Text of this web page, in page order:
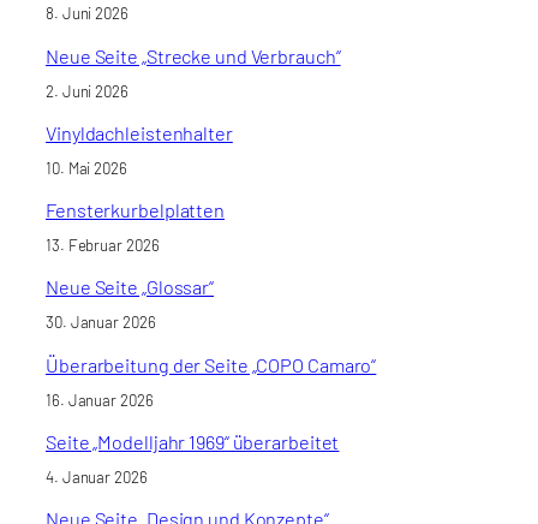
8. Juni 2026
Neue Seite „Strecke und Verbrauch“
2. Juni 2026
Vinyldachleistenhalter
10. Mai 2026
Fensterkurbelplatten
13. Februar 2026
Neue Seite „Glossar“
30. Januar 2026
Überarbeitung der Seite „COPO Camaro“
16. Januar 2026
Seite „Modelljahr 1969“ überarbeitet
4. Januar 2026
Neue Seite „Design und Konzepte“